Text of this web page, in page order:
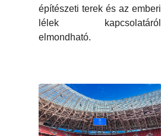
építészeti terek és az emberi
lélek kapcsolatáról
elmondható.